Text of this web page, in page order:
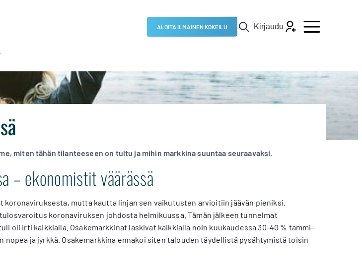
ALOITA ILMAINEN KOKEILU Kirjaudu
miten tähän tilanteeseen on tultu ja mihin markkina suuntaa seuraavaksi.
– ekonomistit väärässä
mutta kautta linjan sen vaikutusten arvioitiin jäävän pieniksi.
koronaviruksen johdosta helmikuussa. Tämän jälkeen tunnelmat
oli irti kaikkialla. Osakemarkkinat laskivat kaikkialla noin kuukaudessa 30-40 % tammi-
ja jyrkkä. Osakemarkkina ennakoi siten talouden täydellistä pysähtymistä toisin